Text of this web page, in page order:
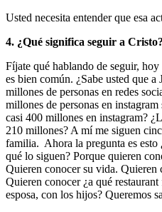
Usted necesita entender que esa
4. ¿Qué significa seguir a Cristo?
Fíjate qué hablando de seguir,
es bien común. ¿Sabe usted que
millones de personas en redes
millones de personas en
casi 400 millones en instagram?
210 millones? A mí me siguen
familia. Ahora la pregunta es esto
qué lo siguen? Porque quieren
Quieren conocer su vida. Quieren
Quieren conocer ¿a qué
esposa, con los hijos? Queremos